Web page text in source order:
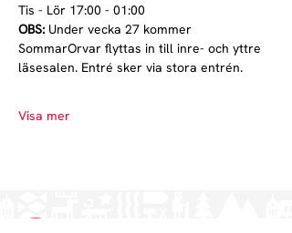
Tis - Lör 17:00 - 01:00
OBS: Under vecka 27 kommer
SommarOrvar flyttas in till inre- och yttre
läsesalen. Entré sker via stora entrén.
Visa mer